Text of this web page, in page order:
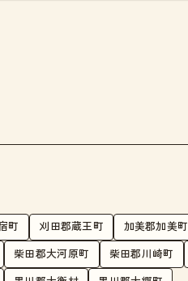
町 刈田郡蔵王町 加美郡加美町
柴田郡大河原町 柴田郡川崎町